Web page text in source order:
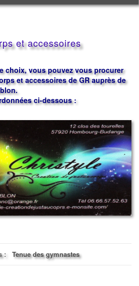
et accessoires
choix, vous pouvez vous procurer
et accessoires de GR auprès de
ci-dessous :
: Tenue des gymnastes